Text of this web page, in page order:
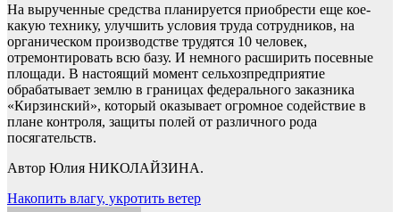
На вырученные средства планируется приобрести еще кое-
какую технику, улучшить условия труда сотрудников, на
органическом производстве трудятся 10 человек,
отремонтировать всю базу. И немного расширить посевные
площади. В настоящий момент сельхозпредприятие
обрабатывает землю в границах федерального заказника
«Кирзинский», который оказывает огромное содействие в
плане контроля, защиты полей от различного рода
посягательств.
Автор Юлия НИКОЛАЙЗИНА.
Навигация
Накопить влагу, укротить ветер